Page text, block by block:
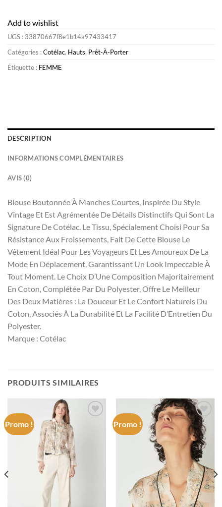
Add to wishlist
UGS : 33870667f8e1b14a97433417
Catégories :Cotélac, Hauts, Prêt-À-Porter
Étiquette : FEMME
DESCRIPTION
INFORMATIONS COMPLÉMENTAIRES
AVIS (0)
Blouse Boutonnée À Manches Courtes, Inspirée Du Style
Vintage Et Est Agrémentée De Détails Distinctifs Qui Sont La
Signature De Cotélac. Le Tissu, Spécialement Choisi Pour Sa
Résistance Aux Froissements, Fait De Cette Blouse Le
Vêtement Idéal Pour Les Voyageurs Et Les Amoureux De La
Mode En Déplacement, Garantissant Un Look Impeccable À
Tout Moment. Le Choix D’Une Composition Majoritairement
En Coton, Complétée Par Du Polyester, Offre Le Meilleur
Des Deux Matières : La Douceur Et Le Confort Naturels Du
Coton, Associés À La Durabilité Et La Facilité D’Entretien Du
Polyester.
Marque : Cotélac
PRODUITS SIMILAIRES
Promo ! Promo !
Add to
wishlist